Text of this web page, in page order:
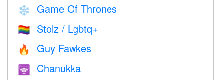
❄️ Game Of Thrones
🏳️‍🌈 Stolz / Lgbtq+
🔥 Guy Fawkes
🕎 Chanukka